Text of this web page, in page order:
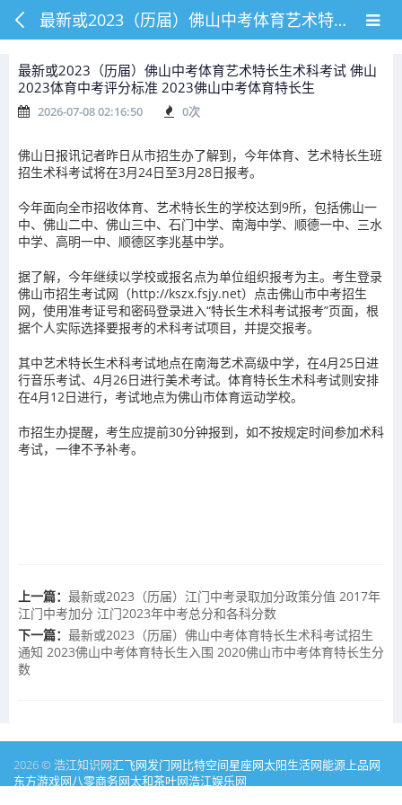
最新或2023（历届）佛山中考体育艺术特长生术科考试 佛山2023体育中考评分标准 2023佛山中考体育特长生
最新或2023（历届）佛山中考体育艺术特长生术科考试 佛山
2023体育中考评分标准 2023佛山中考体育特长生
2026-07-08 02:16:50 0次
佛山日报讯记者昨日从市招生办了解到，今年体育、艺术特长生班
招生术科考试将在3月24日至3月28日报考。
今年面向全市招收体育、艺术特长生的学校达到9所，包括佛山一
中、佛山二中、佛山三中、石门中学、南海中学、顺德一中、三水
中学、高明一中、顺德区李兆基中学。
据了解，今年继续以学校或报名点为单位组织报考为主。考生登录
佛山市招生考试网（http://kszx.fsjy.net）点击佛山市中考招生
网，使用准考证号和密码登录进入“特长生术科考试报考”页面，根
据个人实际选择要报考的术科考试项目，并提交报考。
其中艺术特长生术科考试地点在南海艺术高级中学，在4月25日进
行音乐考试、4月26日进行美术考试。体育特长生术科考试则安排
在4月12日进行，考试地点为佛山市体育运动学校。
市招生办提醒，考生应提前30分钟报到，如不按规定时间参加术科
考试，一律不予补考。
上一篇： 最新或2023（历届）江门中考录取加分政策分值 2017年
江门中考加分 江门2023年中考总分和各科分数
下一篇： 最新或2023（历届）佛山中考体育特长生术科考试招生
通知 2023佛山中考体育特长生入围 2020佛山市中考体育特长生分
数
2026 © 浩江知识网汇飞网发门网比特空间星座网太阳生活网能源 上品网
东方游戏网八零商务网太和茶叶网浩江娱乐网